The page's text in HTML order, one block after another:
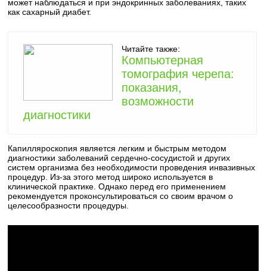
может наблюдаться и при эндокринных заболеваниях, таких
как сахарный диабет.
Читайте также:
Компьютерная
томография черепа:
показания,
возможности
диагностики
Капилляроскопия является легким и быстрым методом
диагностики заболеваний сердечно-сосудистой и других
систем организма без необходимости проведения инвазивных
процедур. Из-за этого метод широко используется в
клинической практике. Однако перед его применением
рекомендуется проконсультироваться со своим врачом о
целесообразности процедуры.